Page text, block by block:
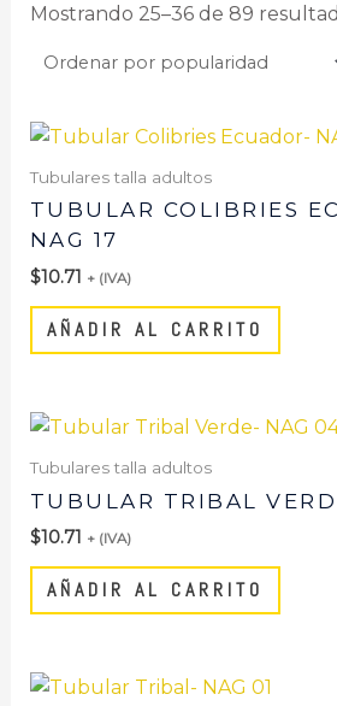
Mostrando 25–36 de 89
Tubulares talla adultos
TUBULAR COLIBRIES
NAG 17
$10.71 + (IVA)
AÑADIR AL CARRITO
Tubulares talla adultos
TUBULAR TRIBAL
$10.71 + (IVA)
AÑADIR AL CARRITO